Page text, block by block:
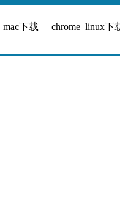
下载 chrome_linux下